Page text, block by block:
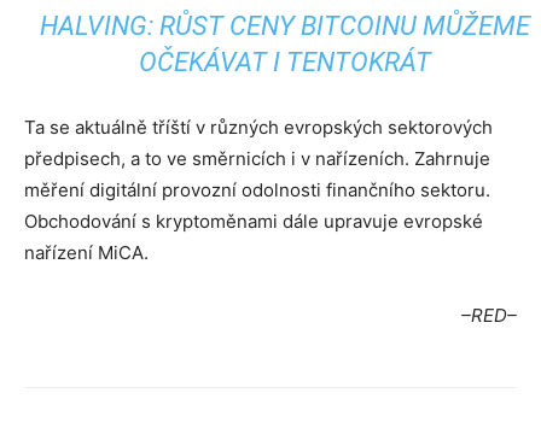
HALVING: RŮST CENY BITCOINU MŮŽEME
OČEKÁVAT I TENTOKRÁT
Ta se aktuálně tříští v různých evropských sektorových
předpisech, a to ve směrnicích i v nařízeních. Zahrnuje
měření digitální provozní odolnosti finančního sektoru.
Obchodování s kryptoměnami dále upravuje evropské
nařízení MiCA.
–RED–